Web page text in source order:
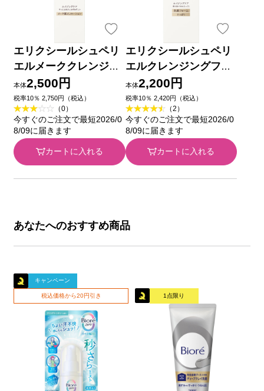
エリクシールシュペリ
エルメーククレンジン
グローションN １５０
ｍｌ 資生堂
本体2,500円
税率10％ 2,750円（税込）
（0）
今すぐのご注文で最短2026/0
8/09に届きます
カートに入れる
エリクシールシュペリ
エルクレンジングフォ
ームＩＮ １４５ｇ 資
生堂
本体2,200円
税率10％ 2,420円（税込）
（2）
今すぐのご注文で最短2026/0
8/09に届きます
カートに入れる
あなたへのおすすめ商品
キャンペーン
税込価格から20円引き 1点限り